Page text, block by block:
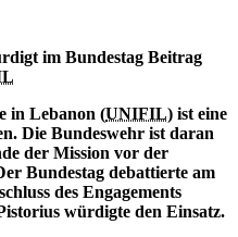
im Bundestag Beitrag
in Lebanon (UNIFIL) ist eine
Die Bundeswehr ist daran
der Mission vor der
Bundestag debattierte am
des Engagements
würdigte den Einsatz.